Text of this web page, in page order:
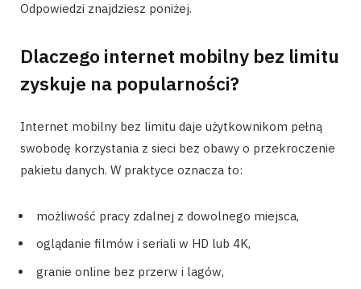
Odpowiedzi znajdziesz poniżej.
Dlaczego internet mobilny bez limitu
zyskuje na popularności?
Internet mobilny bez limitu daje użytkownikom pełną
swobodę korzystania z sieci bez obawy o przekroczenie
pakietu danych. W praktyce oznacza to:
możliwość pracy zdalnej z dowolnego miejsca,
oglądanie filmów i seriali w HD lub 4K,
granie online bez przerw i lagów,